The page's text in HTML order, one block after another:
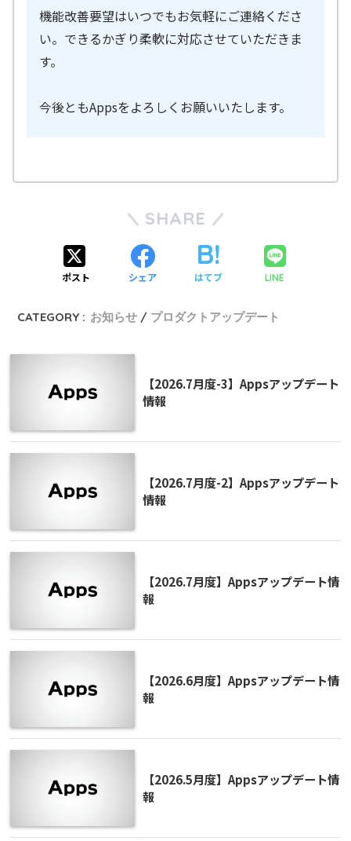
機能改善要望はいつでもお気軽にご連絡くださ
い。できるかぎり柔軟に対応させていただきま
す。
今後ともAppsをよろしくお願いいたします。
SHARE
ポスト シェア はてブ LINE
CATEGORY : お知らせ プロダクトアップデート
【2026.7月度-3】Appsアップデート
情報
【2026.7月度-2】Appsアップデート
情報
【2026.7月度】Appsアップデート情
報
【2026.6月度】Appsアップデート情
報
【2026.5月度】Appsアップデート情
報